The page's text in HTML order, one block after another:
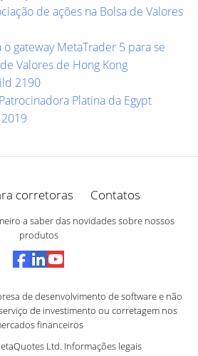
de ações na Bolsa de Valores
o gateway MetaTrader 5 para se
Valores de Hong Kong
2190
Platina da Egypt
corretoras Contatos
a saber das novidades sobre nossos
produtos
de desenvolvimento de software e não
de investimento ou corretagem nos
financeiros
Ltd. Informações legais